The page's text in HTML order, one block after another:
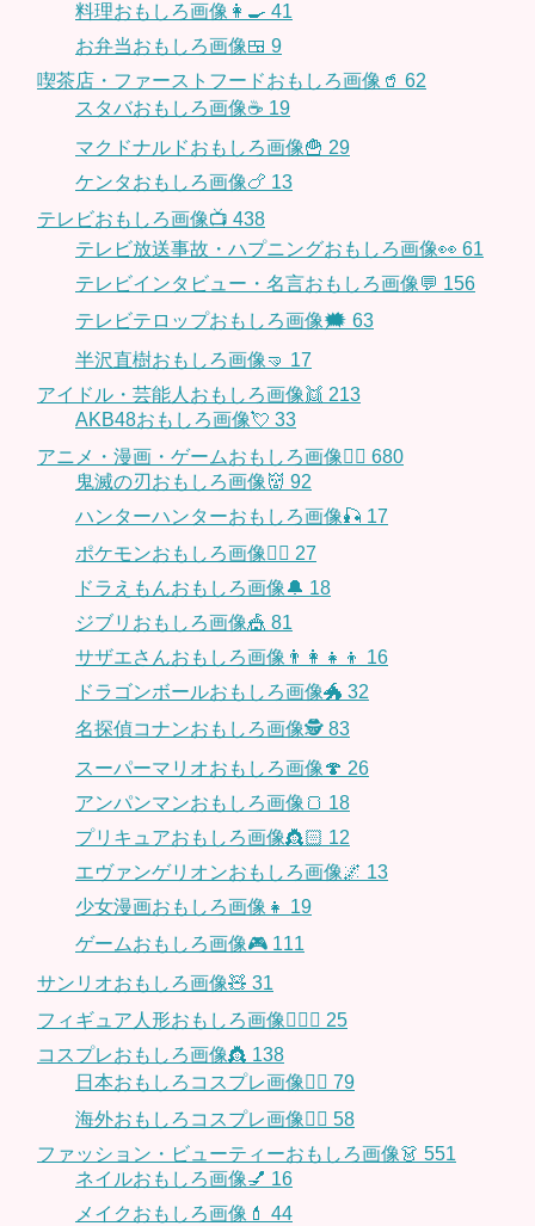
料理おもしろ画像👩‍🍳 41
お弁当おもしろ画像🍱 9
喫茶店・ファーストフードおもしろ画像🥤 62
スタバおもしろ画像☕️ 19
マクドナルドおもしろ画像🍟 29
ケンタおもしろ画像🍗 13
テレビおもしろ画像📺 438
テレビ放送事故・ハプニングおもしろ画像👀 61
テレビインタビュー・名言おもしろ画像💬 156
テレビテロップおもしろ画像🗯 63
半沢直樹おもしろ画像🤜 17
アイドル・芸能人おもしろ画像👯 213
AKB48おもしろ画像💘 33
アニメ・漫画・ゲームおもしろ画像🧚‍♀️ 680
鬼滅の刃おもしろ画像👹 92
ハンターハンターおもしろ画像🎣 17
ポケモンおもしろ画像🤹‍♂️ 27
ドラえもんおもしろ画像🔔 18
ジブリおもしろ画像🎪 81
サザエさんおもしろ画像👨‍👩‍👧‍👦 16
ドラゴンボールおもしろ画像🐲 32
名探偵コナンおもしろ画像🕵️ 83
スーパーマリオおもしろ画像🍄 26
アンパンマンおもしろ画像🍞 18
プリキュアおもしろ画像👸🏻 12
エヴァンゲリオンおもしろ画像🌌 13
少女漫画おもしろ画像👧 19
ゲームおもしろ画像🎮 111
サンリオおもしろ画像🧸 31
フィギュア人形おもしろ画像🧍🏼‍♂️ 25
コスプレおもしろ画像👸 138
日本おもしろコスプレ画像🧝‍♀️ 79
海外おもしろコスプレ画像🧝‍♂️ 58
ファッション・ビューティーおもしろ画像👗 551
ネイルおもしろ画像💅 16
メイクおもしろ画像💄 44